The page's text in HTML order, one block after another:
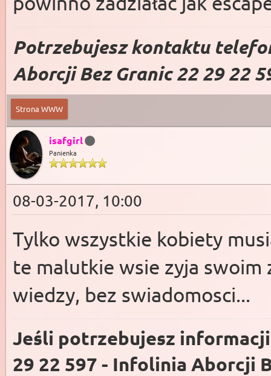
Potrzebujesz kontaktu
Aborcji Bez Granic 22 29 22
Strona WWW
isafgirl
Panienka
08-03-2017, 10:00
Tylko wszystkie kobiety
te malutkie wsie zyja swoim
wiedzy, bez swiadomosci...
Jeśli potrzebujesz
29 22 597 - Infolinia Aborcji